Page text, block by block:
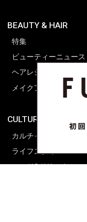
BEAUTY & HAIR
特集
ビューティーニュース
ヘアレシピ ストーリー
メイクアップティップス
CULTURE & LIFE
カルチャー
ライフスタイル
フード&ドリンク